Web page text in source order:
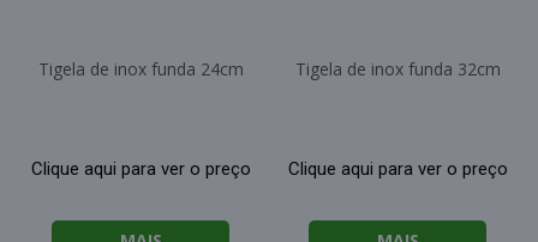
Tigela de inox funda 24cm
Clique aqui para ver o preço
Tigela de inox funda 32cm
Clique aqui para ver o preço